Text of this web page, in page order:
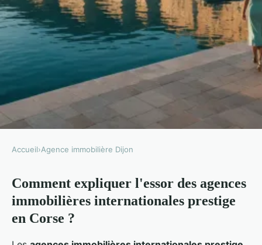
AGENCE IMMOBILIÈRE DIJON
Comment les réseaux
internationaux du prestige se
sont implantés sur le marché
Accueil›Agence immobilière Dijon
Comment expliquer l'essor des agences
immobilières internationales prestige
en Corse ?